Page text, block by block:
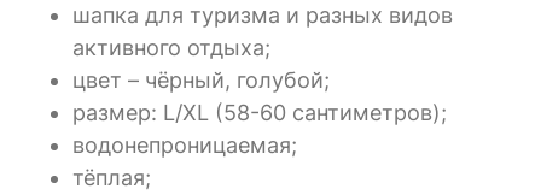
шапка для туризма и разных видов
активного отдыха;
цвет – чёрный, голубой;
размер: L/XL (58-60 сантиметров);
водонепроницаемая;
тёплая;